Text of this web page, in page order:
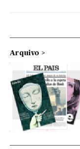
Arquivo